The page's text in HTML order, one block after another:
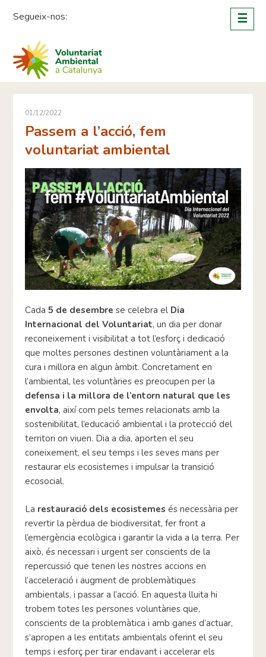
Segueix-nos: ☰
01/12/2022
Passem a l’acció, fem
voluntariat ambiental
Cada5 de desembre se celebra el Dia
Internacional del Voluntariat, un dia per donar
reconeixement i visibilitat a tot l’esforç i dedicació
que moltes persones destinen voluntàriament a la
cura i millora en algun àmbit. Concretament en
l’ambiental, les voluntàries es preocupen per la
defensa i la millora de l’entorn natural que les
envolta, així com pels temes relacionats amb la
sostenibilitat, l’educació ambiental i la protecció del
territori on viuen. Dia a dia, aporten el seu
coneixement, el seu temps i les seves mans per
restaurar els ecosistemes i impulsar la transició
ecosocial.
La restauració dels ecosistemes és necessària per
revertir la pèrdua de biodiversitat, fer front a
l’emergència ecològica i garantir la vida a la terra. Per
això, és necessari i urgent ser conscients de la
repercussió que tenen les nostres accions en
l’acceleració i augment de problemàtiques
ambientals, i passar a l’acció. En aquesta lluita hi
trobem totes les persones voluntàries que,
conscients de la problemàtica i amb ganes d’actuar,
s’apropen a les entitats ambientals oferint el seu
temps i esforç per tirar endavant i accelerar els